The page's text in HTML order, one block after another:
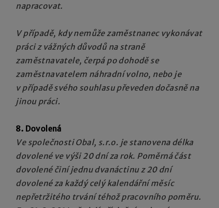
napracovat.
V případě, kdy nemůže zaměstnanec vykonávat
práci z vážných důvodů na straně
zaměstnavatele, čerpá po dohodě se
zaměstnavatelem náhradní volno, nebo je
v případě svého souhlasu převeden dočasně na
jinou práci.
8. Dovolená
Ve společnosti Obal, s.r.o. je stanovena délka
dovolené ve výši 20 dní za rok. Poměrná část
dovolené činí jednu dvanáctinu z 20 dní
dovolené za každý celý kalendářní měsíc
nepřetržitého trvání téhož pracovního poměru.